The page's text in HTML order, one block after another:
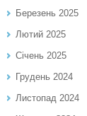
Березень 2025
Лютий 2025
Січень 2025
Грудень 2024
Листопад 2024